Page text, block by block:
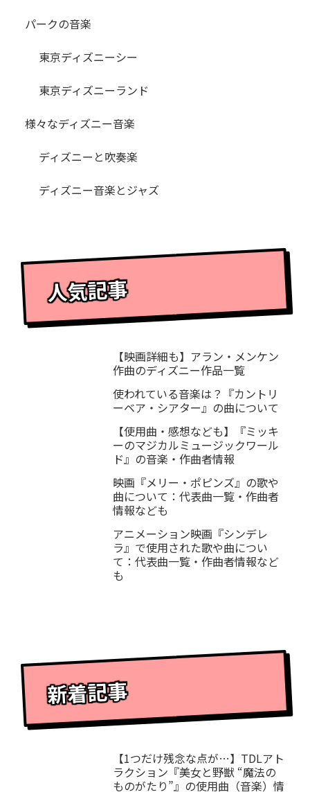
パークの音楽
東京ディズニーシー
東京ディズニーランド
様々なディズニー音楽
ディズニーと吹奏楽
ディズニー音楽とジャズ
人気記事
【映画詳細も】アラン・メンケン
作曲のディズニー作品一覧
使われている音楽は？『カントリ
ーベア・シアター』の曲について
【使用曲・感想なども】『ミッキ
ーのマジカルミュージックワール
ド』の音楽・作曲者情報
映画『メリー・ポピンズ』の歌や
曲について：代表曲一覧・作曲者
情報なども
アニメーション映画『シンデレ
ラ』で使用された歌や曲につい
て：代表曲一覧・作曲者情報など
も
新着記事
【1つだけ残念な点が…】TDLアト
ラクション『美女と野獣 “魔法の
ものがたり”』の使用曲（音楽）情